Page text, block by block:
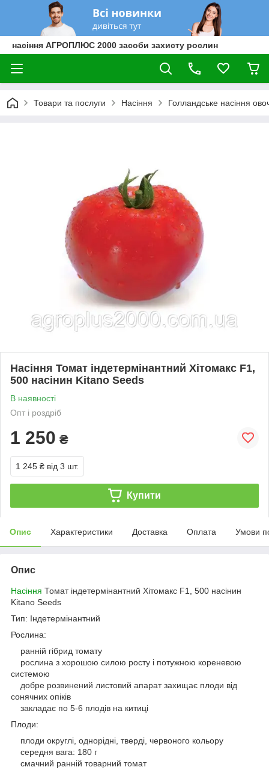
насіння АГРОПЛЮС 2000 засоби захисту рослин
Товари та послуги Насіння Голландське насіння
Насіння Томат індетермінантний Хітомакс F1,
500 насінин Kitano Seeds
В наявності
Опт і роздріб
1 250 ₴
1 245 ₴ від 3 шт.
Купити
Опис Характеристики Доставка Оплата Умови
Опис
Насіння Томат індетермінантний Хітомакс F1, 500 насінин
Kitano Seeds
Тип: Індетермінантний
Рослина:
ранній гібрид томату
рослина з хорошою силою росту і потужною кореневою
системою
добре розвинений листовий апарат захищає плоди від
сонячних опіків
закладає по 5-6 плодів на китиці
Плоди:
плоди округлі, однорідні, тверді, червоного кольору
середня вага: 180 г
смачний ранній товарний томат